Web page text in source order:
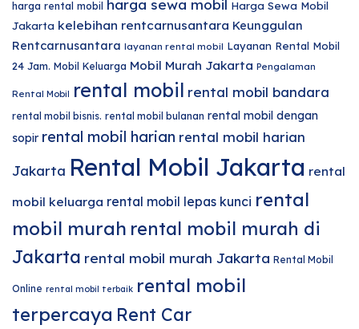
harga rental mobil harga sewa mobil Harga Sewa Mobil
Jakarta kelebihan rentcarnusantara Keunggulan
Rentcarnusantara layanan rental mobil Layanan Rental Mobil
24 Jam. Mobil Keluarga Mobil Murah Jakarta Pengalaman
Rental Mobil rental mobil rental mobil bandara
rental mobil bisnis. rental mobil bulanan rental mobil dengan
sopir rental mobil harian rental mobil harian
Jakarta Rental Mobil Jakarta rental
mobil keluarga rental mobil lepas kunci rental
mobil murah rental mobil murah di
Jakarta rental mobil murah Jakarta Rental Mobil
Online rental mobil terbaik rental mobil
terpercaya Rent Car